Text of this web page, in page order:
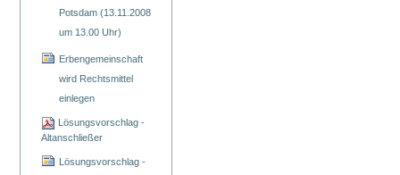
Potsdam (13.11.2008
um 13.00 Uhr)
Erbengemeinschaft
wird Rechtsmittel
einlegen
Lösungsvorschlag -
Altanschließer
Lösungsvorschlag -